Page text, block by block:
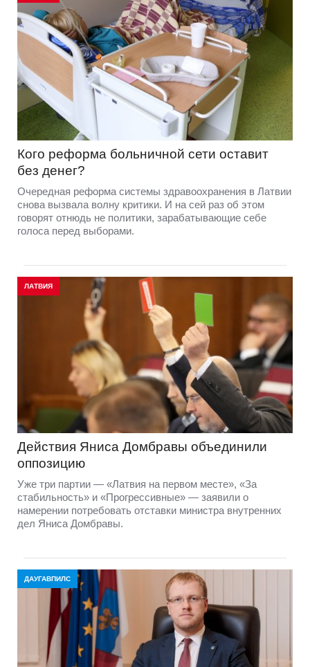
Кого реформа больничной сети оставит
без денег?
Очередная реформа системы здравоохранения в Латвии
снова вызвала волну критики. И на сей раз об этом
говорят отнюдь не политики, зарабатывающие себе
голоса перед выборами.
ЛАТВИЯ
Действия Яниса Домбравы объединили
оппозицию
Уже три партии — «Латвия на первом месте», «За
стабильность» и «Прогрессивные» — заявили о
намерении потребовать отставки министра внутренних
дел Яниса Домбравы.
ДАУГАВПИЛС